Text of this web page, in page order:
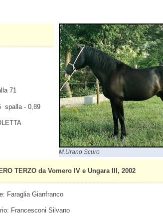
M.Urano Scuro
71
spalla - 0,89
TERZO da Vomero IV e Ungara III, 2002
Faraglia Gianfranco
Francesconi Silvano